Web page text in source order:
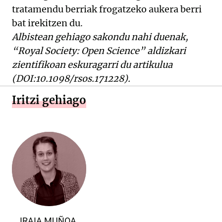
tratamendu berriak frogatzeko aukera berri
bat irekitzen du.
Albistean gehiago sakondu nahi duenak,
“Royal Society: Open Science” aldizkari
zientifikoan eskuragarri du artikulua
(DOI:10.1098/rsos.171228).
Iritzi gehiago